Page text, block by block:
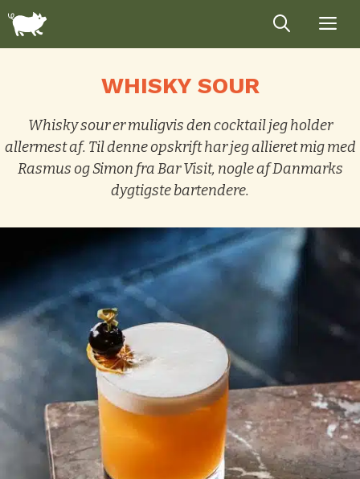
indhold
WHISKY SOUR
Whisky sour er muligvis den cocktail jeg holder
allermest af. Til denne opskrift har jeg allieret mig med
Rasmus og Simon fra Bar Visit, nogle af Danmarks
dygtigste bartendere.